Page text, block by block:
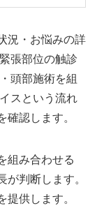
況・お悩みの詳
張部位の触診
頭部施術を組
スという流れ
確認します。
組み合わせる
判断します。
供します。